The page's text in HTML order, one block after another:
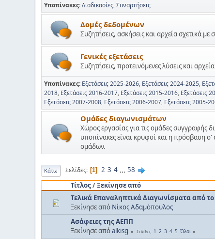
Υποπίνακες Διαδικασίες Συναρτήσεις
Δομές δεδομένων
Συζητήσεις, ασκήσεις και αρχεία σχετικά
Γενικές εξετάσεις
Συζητήσεις, προτεινόμενες λύσεις και
Υποπίνακες Εξετάσεις 2025-2026 Εξετάσεις 2024-2025
2018 Εξετάσεις 2016-2017 Εξετάσεις 2015-2016 Εξετάσεις
Εξετάσεις 2007-2008 Εξετάσεις 2006-2007 Εξετάσεις 2005-
Ομάδες διαγωνισμάτων
Χώρος εργασίας για τις ομάδες συγγραφής
υποπίνακες είναι κρυφοί και η πρόσβαση σ'
ομάδων.
Κάτω Σελίδες 1 2 3 4 ... 58
Τίτλος/Ξεκίνησε από
Τελικά Επαναληπτικά Διαγωνίσματα από το
Ξεκίνησε από Νίκος Αδαμόπουλος
Ασάφειες της ΑΕΠΠ
Ξεκίνησε απόalkisg Σελίδες 1 2 3 4 5 Όλοι